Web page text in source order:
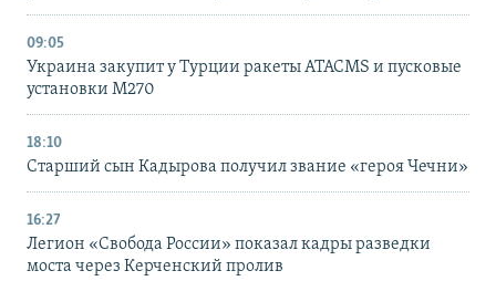
09:05
Украина закупит у Турции ракеты ATACMS и пусковые
установки M270
18:10
Старший сын Кадырова получил звание «героя Чечни»
16:27
Легион «Свобода России» показал кадры разведки
моста через Керченский пролив